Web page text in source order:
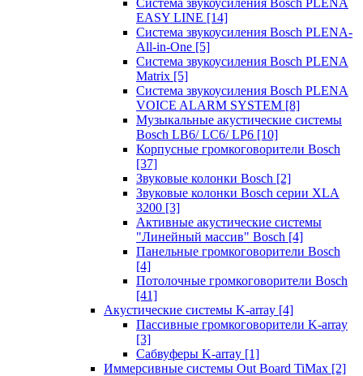
Система звукоусиления Bosch PLENA
EASY LINE [14]
Система звукоусиления Bosch PLENA-
All-in-One [5]
Система звукоусиления Bosch PLENA
Matrix [5]
Система звукоусиления Bosch PLENA
VOICE ALARM SYSTEM [8]
Музыкальные акустические системы
Bosch LB6/ LC6/ LP6 [10]
Корпусные громкоговорители Bosch
[37]
Звуковые колонки Bosch [2]
Звуковые колонки Bosch серии XLA
3200 [3]
Активные акустические системы
"Линейный массив" Bosch [4]
Панельные громкоговорители Bosch
[4]
Потолочные громкоговорители Bosch
[41]
Акустические системы K-array [4]
Пассивные громкоговорители K-array
[3]
Сабвуферы K-array [1]
Иммерсивные системы Out Board TiMax [2]